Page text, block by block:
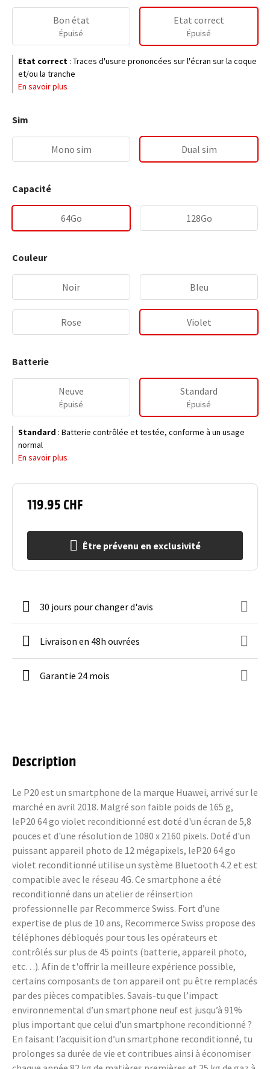
119.95 CHF
Être prévenu en exclusivité
Bon état
Épuisé
Etat correct
Épuisé
Etat correct : Traces d'usure prononcées sur l'écran sur la coque
et/ou la tranche
En savoir plus
Sim
Mono sim Dual sim
Capacité
64Go 128Go
Couleur
Noir Bleu
Rose Violet
Batterie
Neuve
Épuisé
Standard
Épuisé
Standard : Batterie contrôlée et testée, conforme à un usage
normal
En savoir plus
30 jours pour changer d'avis
Livraison en 48h ouvrées
Garantie 24 mois
Description
Le P20 est un smartphone de la marque Huawei, arrivé sur le
marché en avril 2018. Malgré son faible poids de 165 g,
leP20 64 go violet reconditionné est doté d'un écran de 5,8
pouces et d'une résolution de 1080 x 2160 pixels. Doté d'un
puissant appareil photo de 12 mégapixels, leP20 64 go
violet reconditionné utilise un système Bluetooth 4.2 et est
compatible avec le réseau 4G. Ce smartphone a été
reconditionné dans un atelier de réinsertion
professionnelle par Recommerce Swiss. Fort d’une
expertise de plus de 10 ans, Recommerce Swiss propose des
téléphones débloqués pour tous les opérateurs et
contrôlés sur plus de 45 points (batterie, appareil photo,
etc…). Afin de t'offrir la meilleure expérience possible,
certains composants de ton appareil ont pu être remplacés
par des pièces compatibles. Savais-tu que l’impact
environnemental d’un smartphone neuf est jusqu’à 91%
plus important que celui d’un smartphone reconditionné ?
En faisant l’acquisition d’un smartphone reconditionné, tu
prolonges sa durée de vie et contribues ainsi à économiser